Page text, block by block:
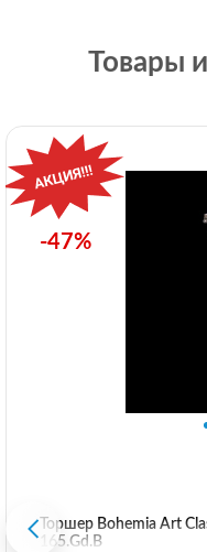
Товары
-47%
Торшер Bohemia Art
165.Gd.B